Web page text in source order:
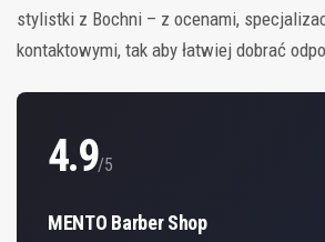
stylistki z Bochni – z ocenami,
kontaktowymi, tak aby łatwiej dobrać
4.9/5
MENTO Barber Shop